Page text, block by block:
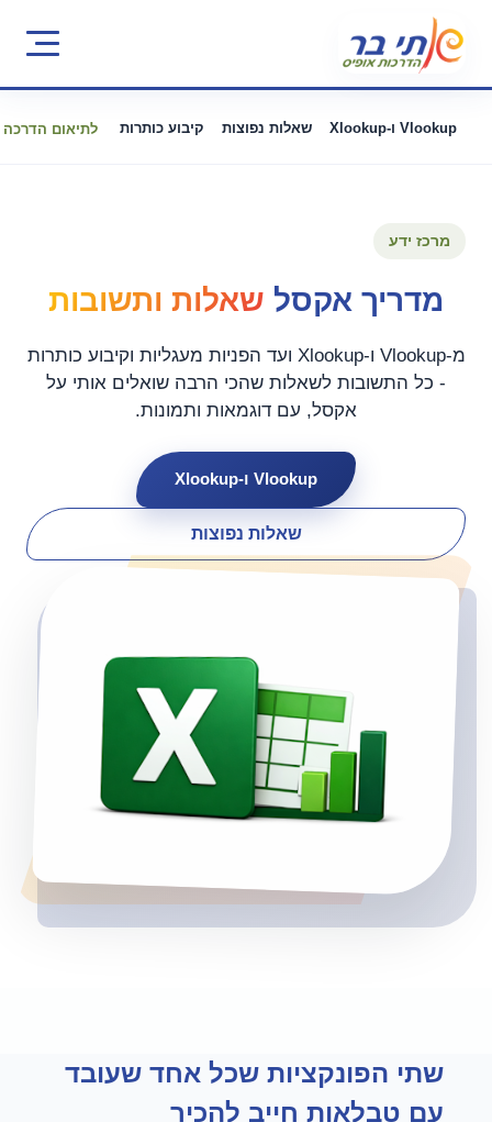
Vlookup ו-Xlookup שאלות נפוצות קיבוע כותרות לתיאום הדרכה
מרכז ידע
מדריך אקסלשאלות ותשובות
מ-Vlookup ו-Xlookup ועד הפניות מעגליות וקיבוע כותרות
- כל התשובות לשאלות שהכי הרבה שואלים אותי על
אקסל, עם דוגמאות ותמונות.
Vlookup ו-Xlookup
שאלות נפוצות
שתי הפונקציות שכל אחד שעובד
עם טבלאות חייב להכיר